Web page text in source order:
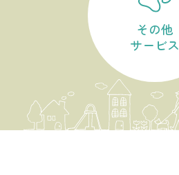
その他
サービス